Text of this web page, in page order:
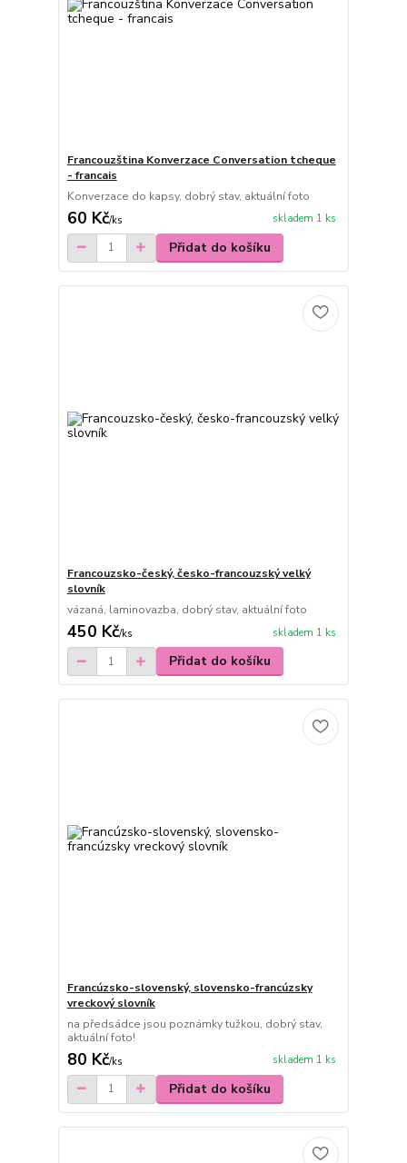
Francouzština Konverzace Conversation tcheque
- francais
Konverzace do kapsy, dobrý stav, aktuální foto
60 Kč/ks skladem 1 ks
Přidat do košíku
Francouzsko-český, česko-francouzský velký
slovník
vázaná, laminovazba, dobrý stav, aktuální foto
450 Kč/ks skladem 1 ks
Přidat do košíku
Francúzsko-slovenský, slovensko-francúzsky
vreckový slovník
na předsádce jsou poznámky tužkou, dobrý stav,
aktuální foto!
80 Kč/ks skladem 1 ks
Přidat do košíku